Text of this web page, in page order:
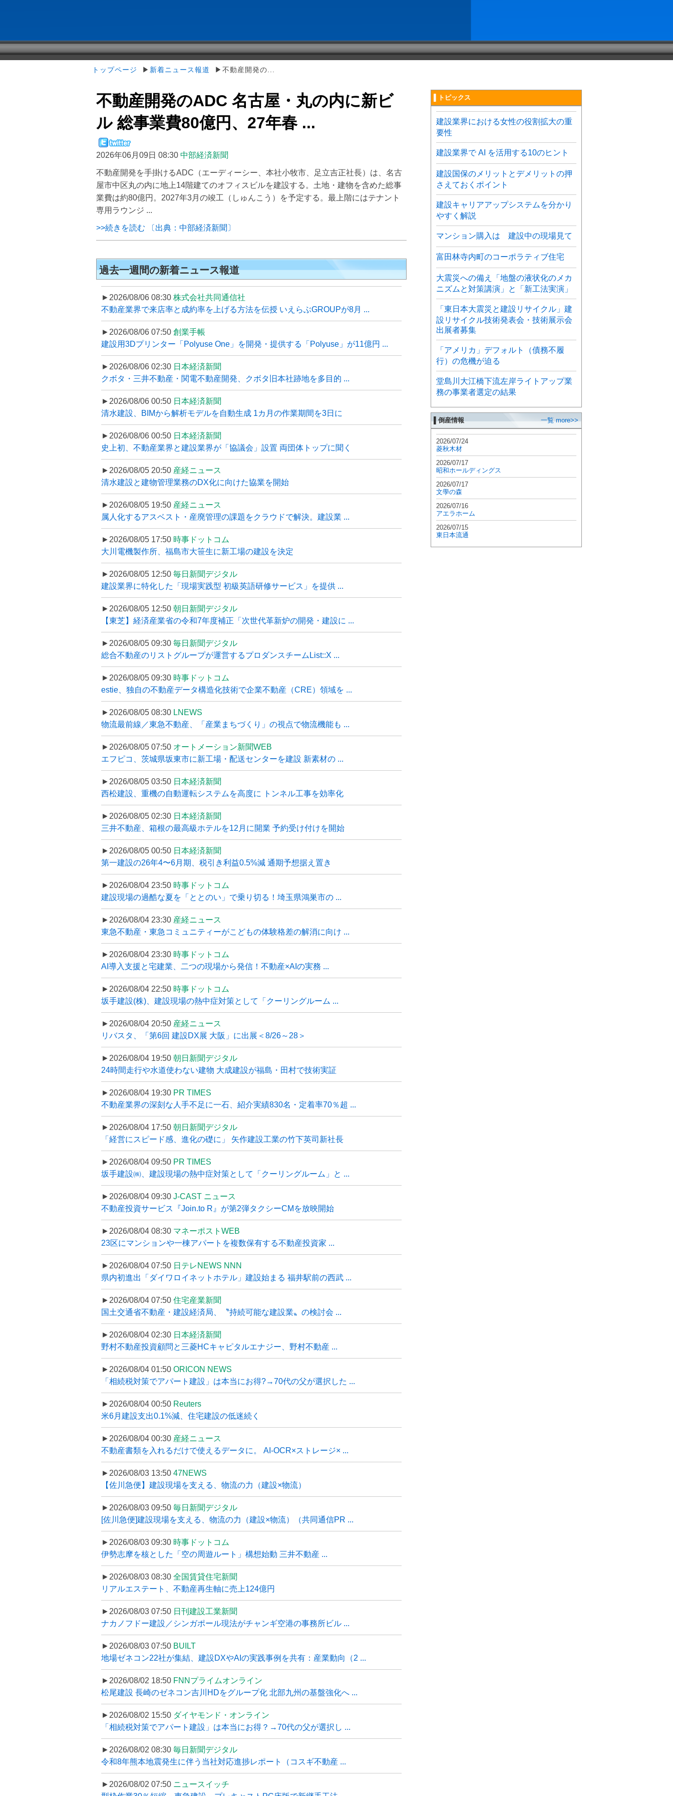
トップページ ▶ 新着ニュース報道 ▶不動産開発の...
不動産開発のADC 名古屋・丸の内に新ビ
ル 総事業費80億円、27年春 ...
2026年06月09日 08:30 中部経済新聞
不動産開発を手掛けるADC（エーディーシー、本社小牧市、足立吉正社長）は、名古
屋市中区丸の内に地上14階建てのオフィスビルを建設する。土地・建物を含めた総事
業費は約80億円。2027年3月の竣工（しゅんこう）を予定する。最上階にはテナント
専用ラウンジ ...
>>続きを読む 〔出典：中部経済新聞〕
過去一週間の新着ニュース報道
►2026/08/06 08:30 株式会社共同通信社
不動産業界で来店率と成約率を上げる方法を伝授 いえらぶGROUPが8月 ...
►2026/08/06 07:50 創業手帳
建設用3Dプリンター「Polyuse One」を開発・提供する「Polyuse」が11億円 ...
►2026/08/06 02:30 日本経済新聞
クボタ・三井不動産・関電不動産開発、クボタ旧本社跡地を多目的 ...
►2026/08/06 00:50 日本経済新聞
清水建設、BIMから解析モデルを自動生成 1カ月の作業期間を3日に
►2026/08/06 00:50 日本経済新聞
史上初、不動産業界と建設業界が「協議会」設置 両団体トップに聞く
►2026/08/05 20:50 産経ニュース
清水建設と建物管理業務のDX化に向けた協業を開始
►2026/08/05 19:50 産経ニュース
属人化するアスベスト・産廃管理の課題をクラウドで解決。建設業 ...
►2026/08/05 17:50 時事ドットコム
大川電機製作所、福島市大笹生に新工場の建設を決定
►2026/08/05 12:50 毎日新聞デジタル
建設業界に特化した「現場実践型 初級英語研修サービス」を提供 ...
►2026/08/05 12:50 朝日新聞デジタル
【東芝】経済産業省の令和7年度補正「次世代革新炉の開発・建設に ...
►2026/08/05 09:30 毎日新聞デジタル
総合不動産のリストグループが運営するプロダンスチームList::X ...
►2026/08/05 09:30 時事ドットコム
estie、独自の不動産データ構造化技術で企業不動産（CRE）領域を ...
►2026/08/05 08:30 LNEWS
物流最前線／東急不動産、「産業まちづくり」の視点で物流機能も ...
►2026/08/05 07:50 オートメーション新聞WEB
エフピコ、茨城県坂東市に新工場・配送センターを建設 新素材の ...
►2026/08/05 03:50 日本経済新聞
西松建設、重機の自動運転システムを高度に トンネル工事を効率化
►2026/08/05 02:30 日本経済新聞
三井不動産、箱根の最高級ホテルを12月に開業 予約受け付けを開始
►2026/08/05 00:50 日本経済新聞
第一建設の26年4〜6月期、税引き利益0.5%減 通期予想据え置き
►2026/08/04 23:50 時事ドットコム
建設現場の過酷な夏を「ととのい」で乗り切る！埼玉県鴻巣市の ...
►2026/08/04 23:30 産経ニュース
東急不動産・東急コミュニティーがこどもの体験格差の解消に向け ...
►2026/08/04 23:30 時事ドットコム
AI導入支援と宅建業、二つの現場から発信！不動産×AIの実務 ...
►2026/08/04 22:50 時事ドットコム
坂手建設(株)、建設現場の熱中症対策として「クーリングルーム ...
►2026/08/04 20:50 産経ニュース
リバスタ、「第6回 建設DX展 大阪」に出展＜8/26～28＞
►2026/08/04 19:50 朝日新聞デジタル
24時間走行や水道使わない建物 大成建設が福島・田村で技術実証
►2026/08/04 19:30 PR TIMES
不動産業界の深刻な人手不足に一石、紹介実績830名・定着率70％超 ...
►2026/08/04 17:50 朝日新聞デジタル
「経営にスピード感、進化の礎に」 矢作建設工業の竹下英司新社長
►2026/08/04 09:50 PR TIMES
坂手建設㈱、建設現場の熱中症対策として「クーリングルーム」と ...
►2026/08/04 09:30 J-CAST ニュース
不動産投資サービス『Join.to R』が第2弾タクシーCMを放映開始
►2026/08/04 08:30 マネーポストWEB
23区にマンションや一棟アパートを複数保有する不動産投資家 ...
►2026/08/04 07:50 日テレNEWS NNN
県内初進出「ダイワロイネットホテル」建設始まる 福井駅前の西武 ...
►2026/08/04 07:50 住宅産業新聞
国土交通省不動産・建設経済局、〝持続可能な建設業〟の検討会 ...
►2026/08/04 02:30 日本経済新聞
野村不動産投資顧問と三菱HCキャピタルエナジー、野村不動産 ...
►2026/08/04 01:50 ORICON NEWS
「相続税対策でアパート建設」は本当にお得?→70代の父が選択した ...
►2026/08/04 00:50 Reuters
米6月建設支出0.1%減、住宅建設の低迷続く
►2026/08/04 00:30 産経ニュース
不動産書類を入れるだけで使えるデータに。 AI-OCR×ストレージ× ...
►2026/08/03 13:50 47NEWS
【佐川急便】建設現場を支える、物流の力（建設×物流）
►2026/08/03 09:50 毎日新聞デジタル
[佐川急便]建設現場を支える、物流の力（建設×物流）（共同通信PR ...
►2026/08/03 09:30 時事ドットコム
伊勢志摩を核とした「空の周遊ルート」構想始動 三井不動産 ...
►2026/08/03 08:30 全国賃貸住宅新聞
リアルエステート、不動産再生軸に売上124億円
►2026/08/03 07:50 日刊建設工業新聞
ナカノフドー建設／シンガポール現法がチャンギ空港の事務所ビル ...
►2026/08/03 07:50 BUILT
地場ゼネコン22社が集結、建設DXやAIの実践事例を共有：産業動向（2 ...
►2026/08/02 18:50 FNNプライムオンライン
松尾建設 長崎のゼネコン吉川HDをグループ化 北部九州の基盤強化へ ...
►2026/08/02 15:50 ダイヤモンド・オンライン
「相続税対策でアパート建設」は本当にお得？→70代の父が選択し ...
►2026/08/02 08:30 毎日新聞デジタル
令和8年熊本地震発生に伴う当社対応進捗レポート（コスギ不動産 ...
►2026/08/02 07:50 ニュースイッチ
▌トピックス
建設業界における女性の役割拡大の重
要性
建設業界で AI を活用する10のヒント
建設国保のメリットとデメリットの押
さえておくポイント
建設キャリアアップシステムを分かり
やすく解説
マンション購入は 建設中の現場見て
富田林寺内町のコーポラティブ住宅
大震災への備え「地盤の液状化のメカ
ニズムと対策講演」と「新工法実演」
「東日本大震災と建設リサイクル」建
設リサイクル技術発表会・技術展示会
出展者募集
「アメリカ」デフォルト（債務不履
行）の危機が迫る
堂島川大江橋下流左岸ライトアップ業
務の事業者選定の結果
▌倒産情報 一覧 more>>
2026/07/24
菱秋木材
2026/07/17
昭和ホールディングス
2026/07/17
文學の森
2026/07/16
アエラホーム
2026/07/15
東日本流通